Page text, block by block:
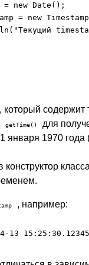
= new Date();
= new
, который
getTime()
для
января 1970 года
, например:
13